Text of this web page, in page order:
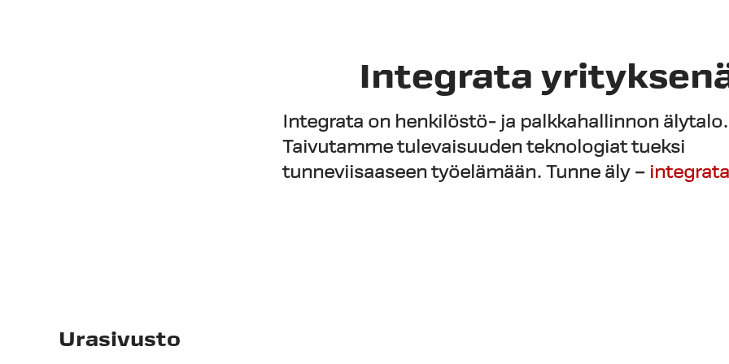
Integrata
Integrata on henkilöstö- ja palkkahallinnon älytalo.
Taivutamme tulevaisuuden teknologiat tueksi
tunneviisaaseen työelämään. Tunne äly –
Urasivusto